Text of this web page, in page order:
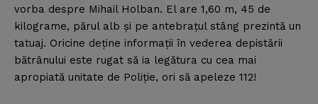
vorba despre Mihail Holban. El are 1,60 m, 45 de
kilograme, părul alb şi pe antebraţul stâng prezintă un
tatuaj. Oricine deţine informaţii în vederea depistării
bătrânului este rugat să ia legătura cu cea mai
apropiată unitate de Poliţie, ori să apeleze 112!